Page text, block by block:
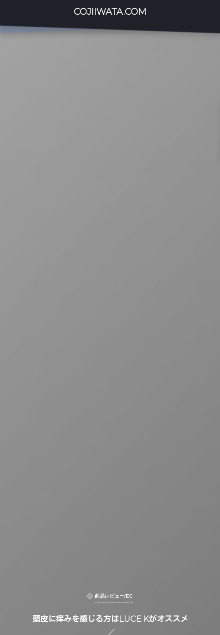
COJIIWATA.COM
商品レビュー/EC
頭皮に痒みを感じる方はLUCE Kがオススメ